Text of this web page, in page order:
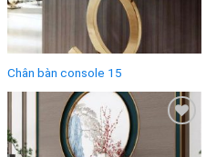
Chân bàn console 15